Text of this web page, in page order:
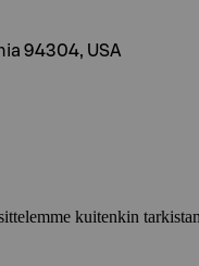
94304, USA
kuitenkin